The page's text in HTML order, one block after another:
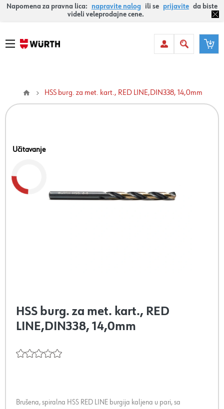
Napomena za pravna lica: napravite nalog ili se prijavite da biste
videli veleprodajne cene.
HSS burg. za met. kart., RED LINE,DIN338, 14,0mm
Učitavanje
HSS burg. za met. kart., RED
LINE,DIN338, 14,0mm
Brušena, spiralna HSS RED LINE burgija kaljena u pari, sa